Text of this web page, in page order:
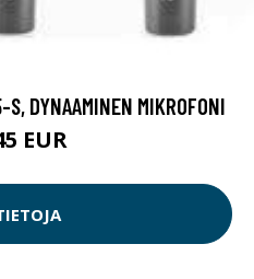
DYNAAMINEN MIKROFONI
EUR